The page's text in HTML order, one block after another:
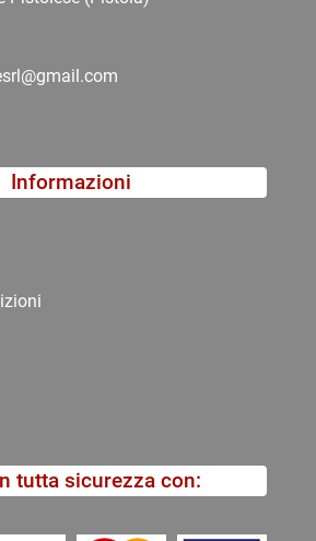
Informazioni
tutta sicurezza con: